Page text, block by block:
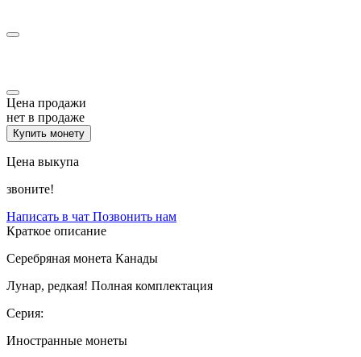
Цена продажи
нет в продаже
Купить монету
Цена выкупа
звоните!
Написать в чат Позвонить нам
Краткое описание
Серебряная монета Канады
Лунар, редкая! Полная комплектация
Серия:
Иностранные монеты